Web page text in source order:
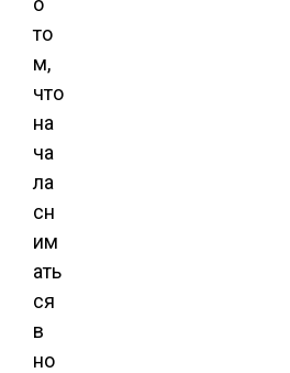
то
м,
что
на
ча
ла
сн
им
ать
ся
в
но